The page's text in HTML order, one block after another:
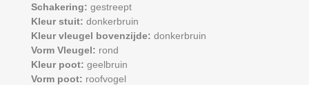
Schakering: gestreept
Kleur stuit: donkerbruin
Kleur vleugel bovenzijde: donkerbruin
Vorm Vleugel: rond
Kleur poot: geelbruin
Vorm poot: roofvogel